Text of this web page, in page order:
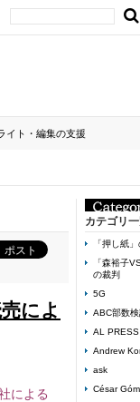
イト・編集の支援
によ
による
カテゴリ
「押し紙
「森裕子
の裁判
5G
ABC部数
AL PRESS
Andrew
ask
César